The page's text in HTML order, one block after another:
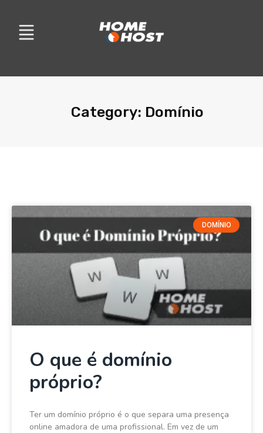
Category: Domínio
DOMÍNIO
O que é domínio
próprio?
Ter um domínio próprio é o que separa uma presença
online amadora de uma profissional. Em vez de um